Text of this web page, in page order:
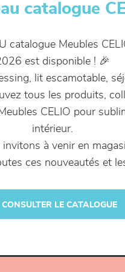
catalogue
catalogue Meubles
est disponible ! 🎉
lit escamotable,
tous les produits,
CELIO pour
intérieur.
invitons à venir en
ces nouveautés et
CONSULTER LE CATALOGUE